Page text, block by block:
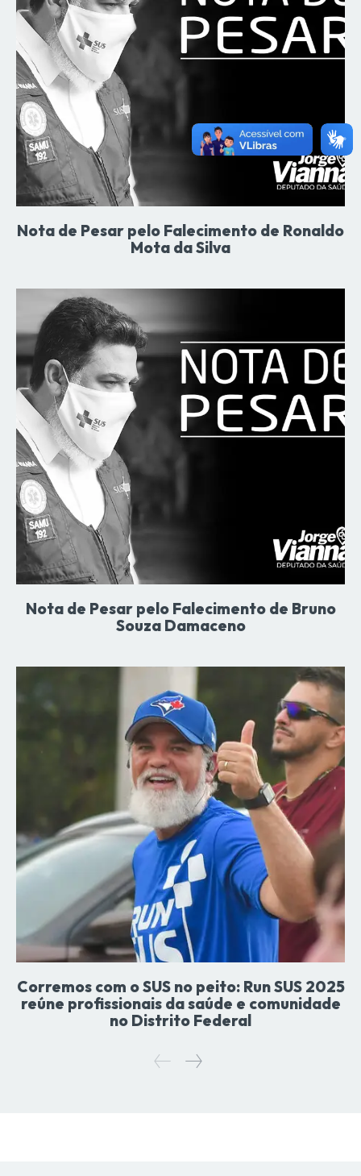
Nota de Pesar pelo Falecimento de Ronaldo
Mota da Silva
Nota de Pesar pelo Falecimento de Bruno
Souza Damaceno
Corremos com o SUS no peito: Run SUS 2025
reúne profissionais da saúde e comunidade
no Distrito Federal